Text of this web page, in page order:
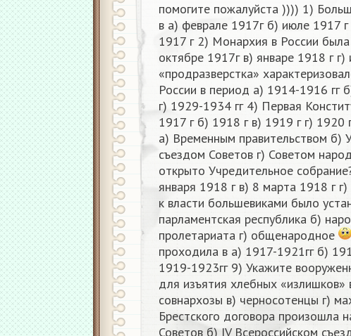
помогите пожалуйста )))) 1)
в а) феврале 1917г б) июле 1917
1917 г 2) Монархия в России
октябре 1917г в) январе 1918 г
«продразверстка»
России в период а) 1914-1916 гг
г) 1929-1934 гг 4) Первая
1917 г б) 1918 г в) 1919 г г)
а) Временным правительством б)
съездом Советов г) Советом
открыто Учредительное
января 1918 г в) 8 марта 1918 г
к власти большевиками было
парламентская республика б)
пролетариата г) общенародное
проходила в а) 1917-1921гг б)
1919-1923гг 9) Укажите
для изъятия хлебных
совнархозы в) черносотенцы г)
Брестского договора произошла
Советов б) IV Всероссийском